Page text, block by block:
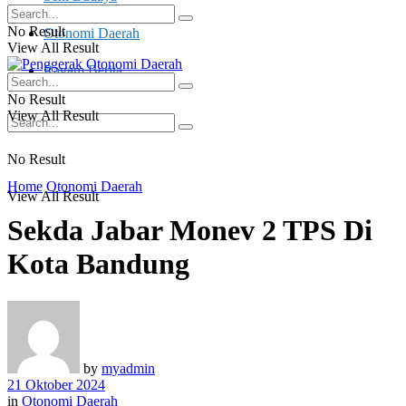
Otonomi Daerah
Ragam Berita
No Result
View All Result
No Result
View All Result
No Result
View All Result
Home Otonomi Daerah
Sekda Jabar Monev 2 TPS Di
Kota Bandung
by myadmin
21 Oktober 2024
in Otonomi Daerah